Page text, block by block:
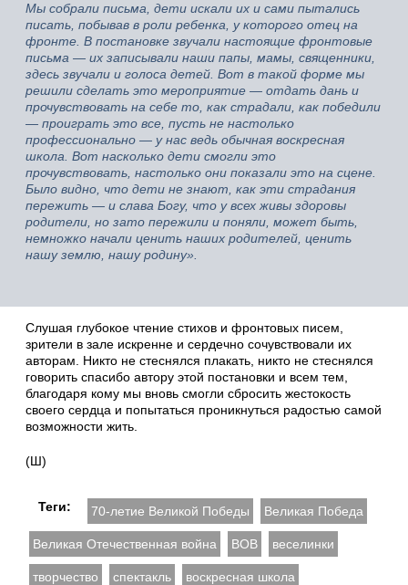
Мы собрали письма, дети искали их и сами пытались
писать, побывав в роли ребенка, у которого отец на
фронте. В постановке звучали настоящие фронтовые
письма — их записывали наши папы, мамы, священники,
здесь звучали и голоса детей. Вот в такой форме мы
решили сделать это мероприятие — отдать дань и
прочувствовать на себе то, как страдали, как победили
— проиграть это все, пусть не настолько
профессионально — у нас ведь обычная воскресная
школа. Вот насколько дети смогли это
прочувствовать, настолько они показали это на сцене.
Было видно, что дети не знают, как эти страдания
пережить — и слава Богу, что у всех живы здоровы
родители, но зато пережили и поняли, может быть,
немножко начали ценить наших родителей, ценить
нашу землю, нашу родину».
Слушая глубокое чтение стихов и фронтовых писем,
зрители в зале искренне и сердечно сочувствовали их
авторам. Никто не стеснялся плакать, никто не стеснялся
говорить спасибо автору этой постановки и всем тем,
благодаря кому мы вновь смогли сбросить жестокость
своего сердца и попытаться проникнуться радостью самой
возможности жить.
(Ш)
Теги: 70-летие Великой Победы Великая Победа
Великая Отечественная война ВОВ веселинки
творчество спектакль воскресная школа